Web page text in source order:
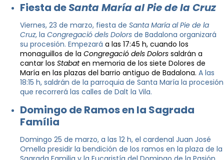
Fiesta deSanta María al Pie de la Cruz
Viernes, 23 de marzo, fiesta de Santa María al Pie de la
Cruz, la Congregació dels Dolors de Badalona organizará
su procesión. Empezará a las 17:45 h, cuando los
monaguillos de la Congregació dels Dolors saldrán a
cantar los Stabaten memoria de los siete Dolores de
María en las plazas del barrio antiguo de Badalona. A las
18:15 h, saldrán de la parroquia de Santa María la procesión
que recorrerá las calles de Dalt la Vila.
Domingo de Ramos en la Sagrada
Família
Domingo 25 de marzo, a las 12 h, el cardenal Juan José
Omella presidir la bendición de los ramos en la plaza de la